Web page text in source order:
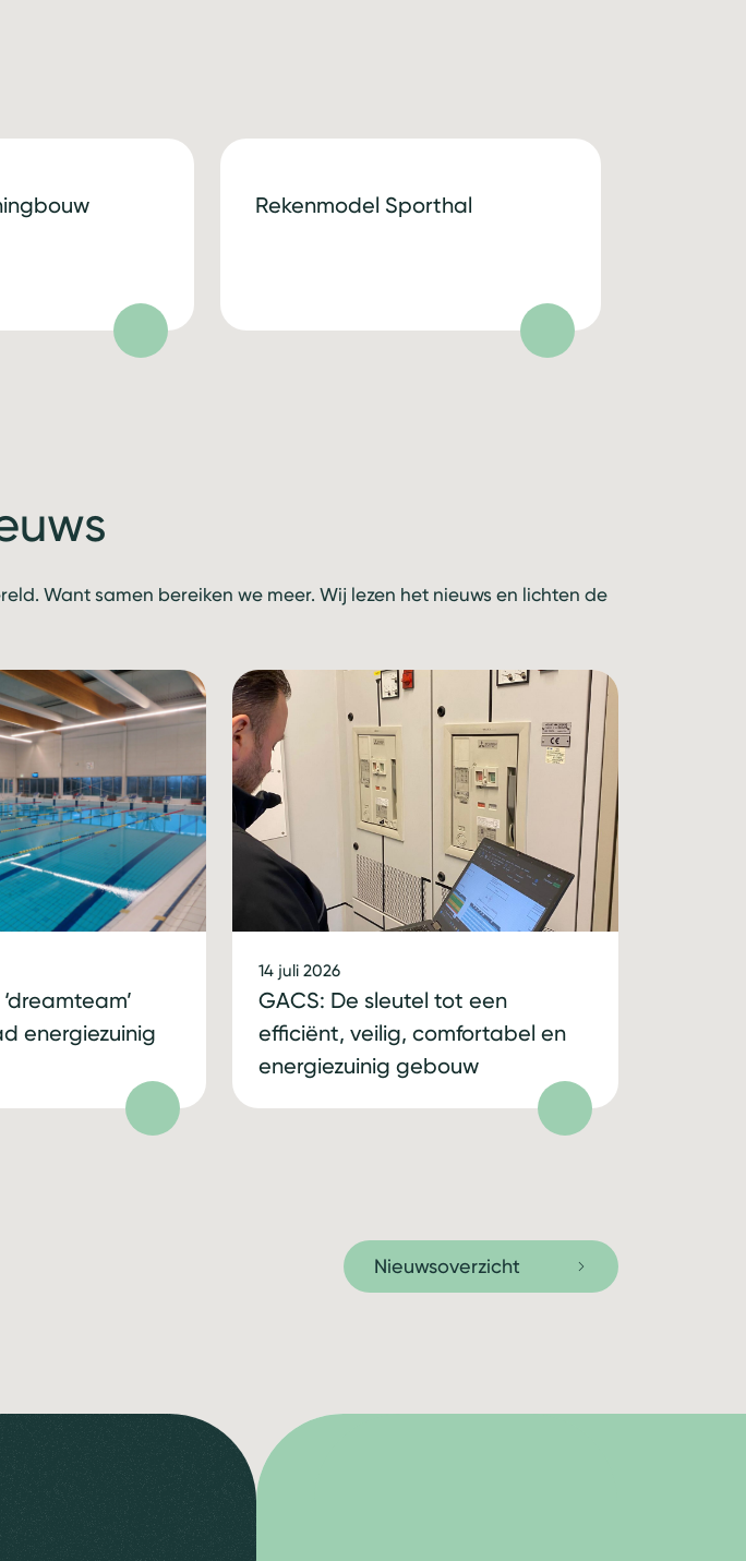
Rekenmodel Sporthal
Want samen bereiken we meer. Wij lezen het nieuws en lichten de
energiezuinig
14 juli 2026
GACS: De sleutel tot een
efficiënt, veilig, comfortabel en
energiezuinig gebouw
Nieuwsoverzicht